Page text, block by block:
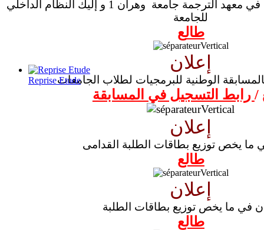
Reprise Etude
عزيزي الطالب مرحبا بك في معهد الترجمة جامعة وهران 1 و إليك النظام الداخلي
للجامعة
طالع
إعلان
الوطنية للبرمجيات لطلاب الجامعات
/ رابط التسجيل في المسابقة
إعلان
ما يخص توزيع بطاقات الطلبة القدامى
طالع
إعلان
في ما يخص توزيع بطاقات الطلبة
طالع